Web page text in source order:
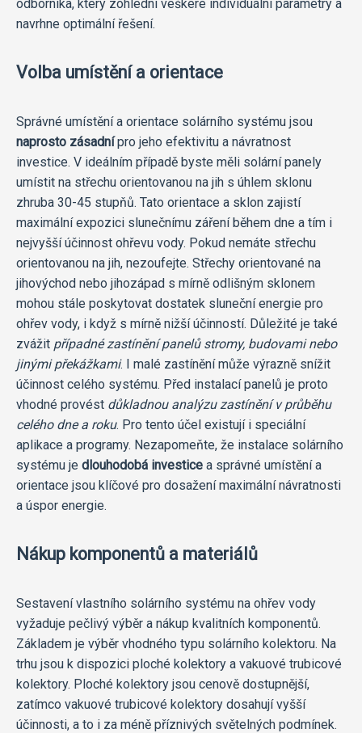
odborníka, který zohlední veškeré individuální parametry a
navrhne optimální řešení.
Volba umístění a orientace
Správné umístění a orientace solárního systému jsou
naprosto zásadnípro jeho efektivitu a návratnost
investice. V ideálním případě byste měli solární panely
umístit na střechu orientovanou na jih s úhlem sklonu
zhruba 30-45 stupňů. Tato orientace a sklon zajistí
maximální expozici slunečnímu záření během dne a tím i
nejvyšší účinnost ohřevu vody. Pokud nemáte střechu
orientovanou na jih, nezoufejte. Střechy orientované na
jihovýchod nebo jihozápad s mírně odlišným sklonem
mohou stále poskytovat dostatek sluneční energie pro
ohřev vody, i když s mírně nižší účinností. Důležité je také
zvážit případné zastínění panelů stromy, budovami nebo
jinými překážkami. I malé zastínění může výrazně snížit
účinnost celého systému. Před instalací panelů je proto
vhodné provést důkladnou analýzu zastínění v průběhu
celého dne a roku. Pro tento účel existují i ​​speciální
aplikace a programy. Nezapomeňte, že instalace solárního
systému je dlouhodobá investice a správné umístění a
orientace jsou klíčové pro dosažení maximální návratnosti
a úspor energie.
Nákup komponentů a materiálů
Sestavení vlastního solárního systému na ohřev vody
vyžaduje pečlivý výběr a nákup kvalitních komponentů.
Základem je výběr vhodného typu solárního kolektoru. Na
trhu jsou k dispozici ploché kolektory a vakuové trubicové
kolektory. Ploché kolektory jsou cenově dostupnější,
zatímco vakuové trubicové kolektory dosahují vyšší
účinnosti, a to i za méně příznivých světelných podmínek.